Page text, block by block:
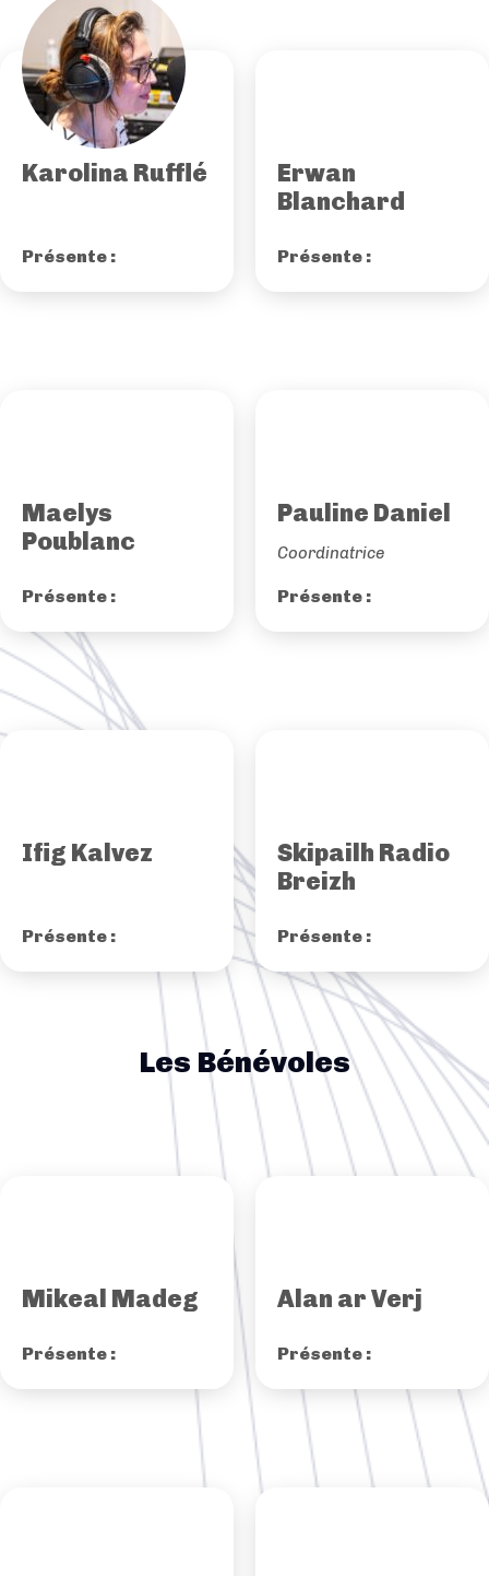
Karolina Rufflé
Présente :
Erwan
Blanchard
Présente :
Maelys
Poublanc
Présente :
Pauline Daniel
Coordinatrice
Présente :
Ifig Kalvez
Présente :
Skipailh Radio
Breizh
Présente :
Les Bénévoles
Mikeal Madeg
Présente :
Alan ar Verj
Présente :